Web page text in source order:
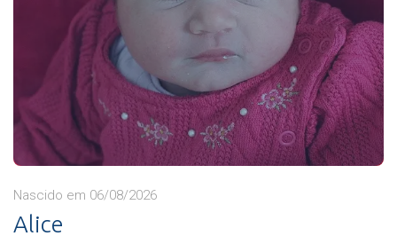
Nascido em 06/08/2026
Alice